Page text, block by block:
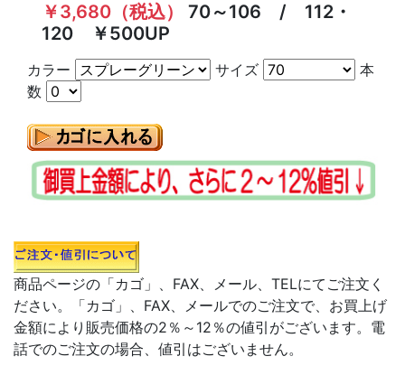
￥3,680（税込）
70～106 / 112・
120 ￥500UP
カラー サイズ
本
数
商品ページの「カゴ」、FAX、メール、TELにてご注文く
ださい。「カゴ」、FAX、メールでのご注文で、お買上げ
金額により販売価格の2％～12％の値引がございます。電
話でのご注文の場合、値引はございません。